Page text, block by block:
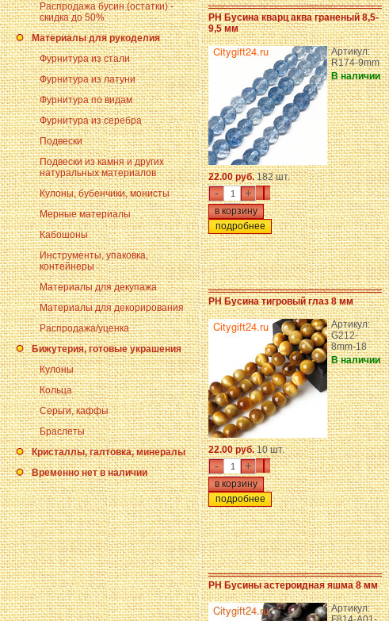
Распродажа бусин (остатки) -
скидка до 50%
Материалы для рукоделия
Фурнитура из стали
Фурнитура из латуни
Фурнитура по видам
Фурнитура из серебра
Подвески
Подвески из камня и других
натуральных материалов
Кулоны, бубенчики, монисты
Мерные материалы
Кабошоны
Инструменты, упаковка,
контейнеры
Материалы для декупажа
Материалы для декорирования
Распродажа/уценка
Бижутерия, готовые украшения
Кулоны
Кольца
Серьги, каффы
Браслеты
Кристаллы, галтовка, минералы
Временно нет в наличии
PH Бусина кварц аква граненый 8,5-
9,5 мм
Артикул:
R174-9mm
В наличии
22.00 руб.182 шт.
- +
подробнее
PH Бусина тигровый глаз 8 мм
Артикул:
G212-
8mm-18
В наличии
22.00 руб.10 шт.
- +
подробнее
PH Бусины астероидная яшма 8 мм
Артикул: